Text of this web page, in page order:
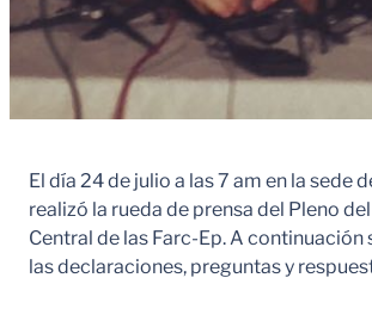
El día 24 de julio a las 7 am en la sede
realizó la rueda de prensa del Pleno
Central de las Farc-Ep. A continuación
las declaraciones, preguntas y